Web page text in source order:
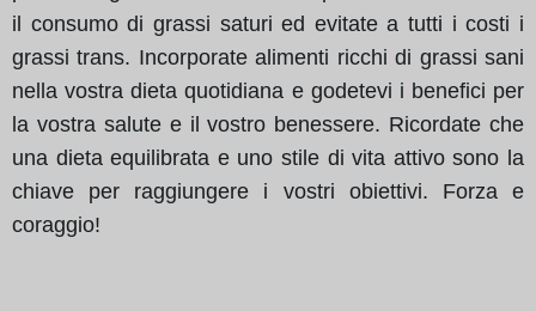
il consumo di grassi saturi ed evitate a tutti i costi i
grassi trans. Incorporate alimenti ricchi di grassi sani
nella vostra dieta quotidiana e godetevi i benefici per
la vostra salute e il vostro benessere. Ricordate che
una dieta equilibrata e uno stile di vita attivo sono la
chiave per raggiungere i vostri obiettivi. Forza e
coraggio!